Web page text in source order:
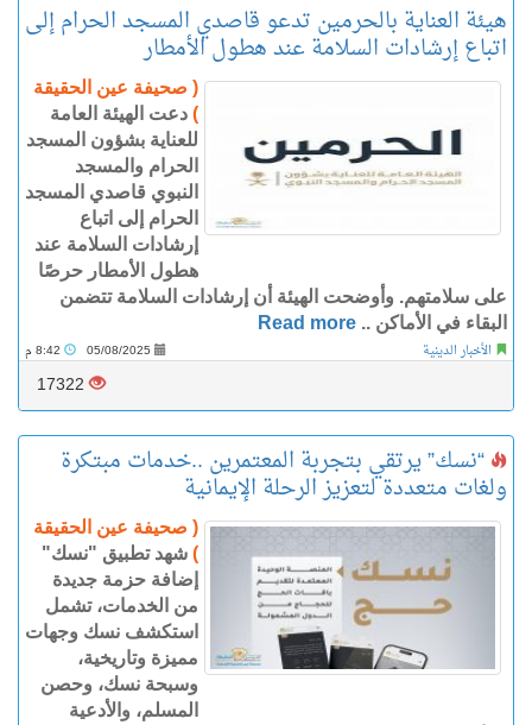
هيئة العناية بالحرمين تدعو قاصدي المسجد الحرام إلى
اتباع إرشادات السلامة عند هطول الأمطار
( صحيفة عين الحقيقة
) دعت الهيئة العامة
للعناية بشؤون المسجد
الحرام والمسجد
النبوي قاصدي المسجد
الحرام إلى اتباع
إرشادات السلامة عند
هطول الأمطار حرصًا
على سلامتهم. وأوضحت الهيئة أن إرشادات السلامة تتضمن
البقاء في الأماكن .. Read more
الأخبار الدينية 05/08/2025
17322
“نسك” يرتقي بتجربة المعتمرين ..خدمات مبتكرة
ولغات متعددة لتعزيز الرحلة الإيمانية
( صحيفة عين الحقيقة
) شهد تطبيق "نسك"
إضافة حزمة جديدة
من الخدمات، تشمل
استكشف نسك وجهات
مميزة وتاريخية،
وسبحة نسك، وحصن
المسلم، والأدعية